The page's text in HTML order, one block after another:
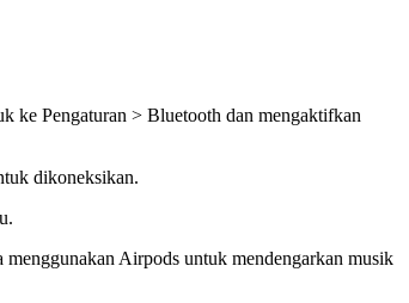
ke Pengaturan > Bluetooth dan mengaktifkan
dikoneksikan.
menggunakan Airpods untuk mendengarkan musik